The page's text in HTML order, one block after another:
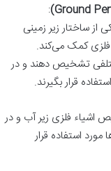
:
از ساختار زیر زمینی
فلزی کمک می‌کند.
تشخیص دهند و در
قرار بگیرند.
اشیاء فلزی زیر آب و در
استفاده قرار